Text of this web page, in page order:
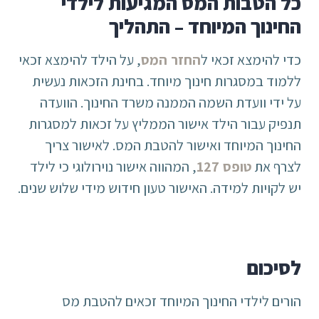
החינוך המיוחד – התהליך
כדי להימצא זכאי להחזר המס, על הילד להימצא זכאי
ללמוד במסגרות חינוך מיוחד. בחינת הזכאות נעשית
על ידי וועדת השמה הממנה משרד החינוך. הוועדה
תנפיק עבור הילד אישור הממליץ על זכאות למסגרות
החינוך המיוחד ואישור להטבת המס. לאישור צריך
לצרף אתטופס 127
, המהווה אישור נוירולוגי כי לילד
יש לקויות למידה. האישור טעון חידוש מידי שלוש שנים.
לסיכום
הורים לילדי החינוך המיוחד זכאים להטבת מס